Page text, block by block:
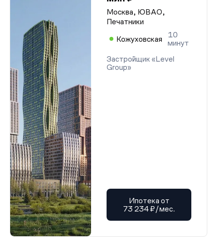
Москва, ЮВАО,
Печатники
Кожуховская
10
минут
Застройщик «Level
Group»
Ипотека от
73 234 ₽/мес.